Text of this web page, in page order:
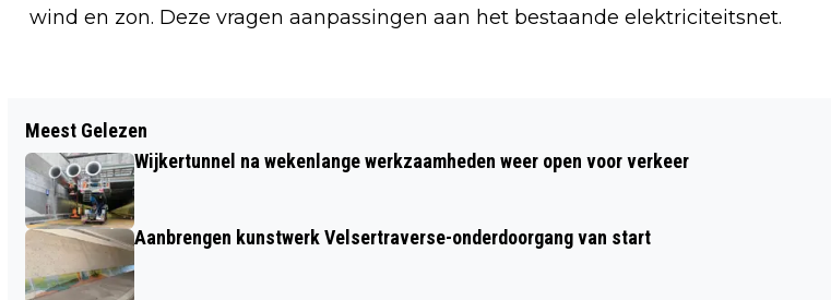
wind en zon. Deze vragen aanpassingen aan het bestaande elektriciteitsnet.
HEEMSKERKS GEMENGD KOOR
BELLISSIMO BIJNA 60 JAAR JONG
HEEMSKERK OP ZATERDAG 16
Meest Gelezen
Wijkertunnel na wekenlange werkzaamheden weer open voor verkeer
Aanbrengen kunstwerk Velsertraverse-onderdoorgang van start